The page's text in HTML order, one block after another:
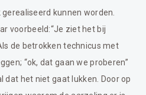
kunnen worden.
voorbeeld:“Je ziet het bij
de betrokken technicus met
“ok, dat gaan we proberen”
dat het niet gaat lukken. Door op